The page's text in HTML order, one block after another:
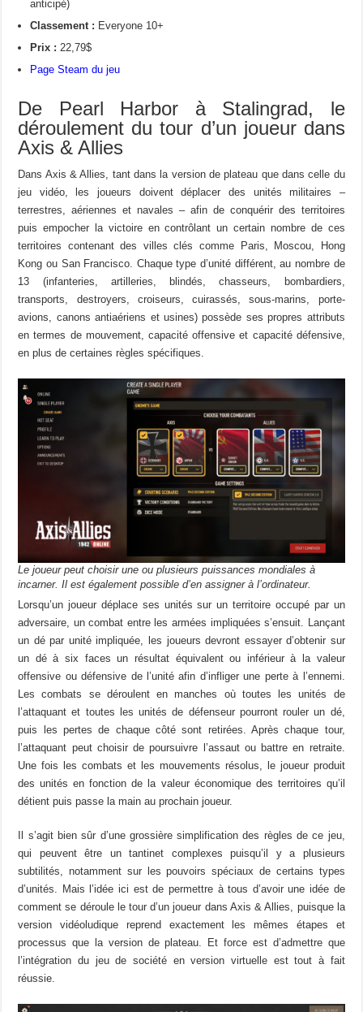
anticipé)
Classement : Everyone 10+
Prix : 22,79$
Page Steam du jeu
De Pearl Harbor à Stalingrad, le
déroulement du tour d’un joueur dans
Axis & Allies
Dans Axis & Allies, tant dans la version de plateau que dans celle du
jeu vidéo, les joueurs doivent déplacer des unités militaires –
terrestres, aériennes et navales – afin de conquérir des territoires
puis empocher la victoire en contrôlant un certain nombre de ces
territoires contenant des villes clés comme Paris, Moscou, Hong
Kong ou San Francisco. Chaque type d’unité différent, au nombre de
13 (infanteries, artilleries, blindés, chasseurs, bombardiers,
transports, destroyers, croiseurs, cuirassés, sous-marins, porte-
avions, canons antiaériens et usines) possède ses propres attributs
en termes de mouvement, capacité offensive et capacité défensive,
en plus de certaines règles spécifiques.
Le joueur peut choisir une ou plusieurs puissances mondiales à
incarner. Il est également possible d’en assigner à l’ordinateur.
Lorsqu’un joueur déplace ses unités sur un territoire occupé par un
adversaire, un combat entre les armées impliquées s’ensuit. Lançant
un dé par unité impliquée, les joueurs devront essayer d’obtenir sur
un dé à six faces un résultat équivalent ou inférieur à la valeur
offensive ou défensive de l’unité afin d’infliger une perte à l’ennemi.
Les combats se déroulent en manches où toutes les unités de
l’attaquant et toutes les unités de défenseur pourront rouler un dé,
puis les pertes de chaque côté sont retirées. Après chaque tour,
l’attaquant peut choisir de poursuivre l’assaut ou battre en retraite.
Une fois les combats et les mouvements résolus, le joueur produit
des unités en fonction de la valeur économique des territoires qu’il
détient puis passe la main au prochain joueur.
Il s’agit bien sûr d’une grossière simplification des règles de ce jeu,
qui peuvent être un tantinet complexes puisqu’il y a plusieurs
subtilités, notamment sur les pouvoirs spéciaux de certains types
d’unités. Mais l’idée ici est de permettre à tous d’avoir une idée de
comment se déroule le tour d’un joueur dans Axis & Allies, puisque la
version vidéoludique reprend exactement les mêmes étapes et
processus que la version de plateau. Et force est d’admettre que
l’intégration du jeu de société en version virtuelle est tout à fait
réussie.